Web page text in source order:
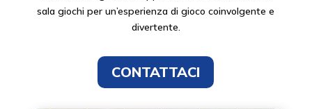
sala giochi per un’esperienza di gioco coinvolgente e
divertente.
CONTATTACI